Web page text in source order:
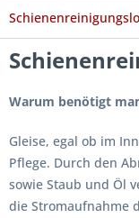
Warum benötigt
Gleise, egal ob im
Pflege. Durch den
sowie Staub und Öl
die Stromaufnahme